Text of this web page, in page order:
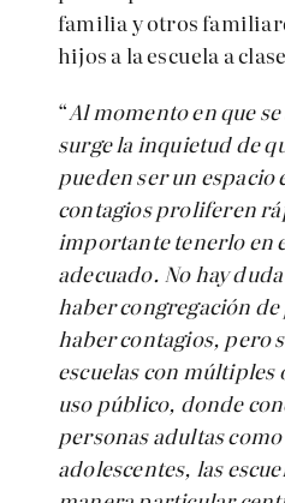
familia y otros
hijos a la escuela a
“Al momento en que
surge la inquietud de
pueden ser un espacio
contagios proliferen
importante tenerlo en
adecuado. No hay
haber congregación
haber contagios, pero
escuelas con múltiples
uso público, donde
personas adultas
adolescentes, las